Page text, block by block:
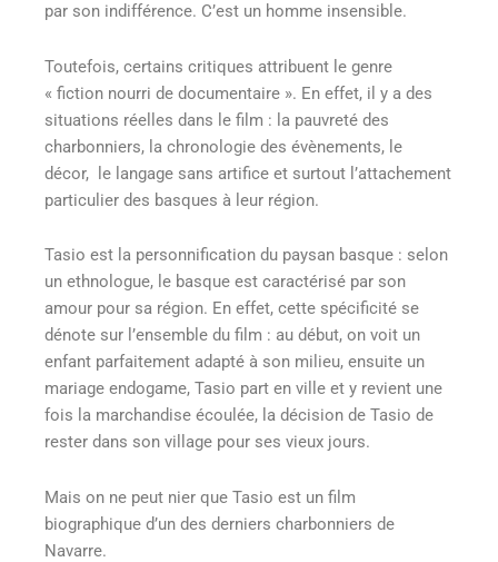
par son indifférence. C’est un homme insensible.
Toutefois, certains critiques attribuent le genre
« fiction nourri de documentaire ». En effet, il y a des
situations réelles dans le film : la pauvreté des
charbonniers, la chronologie des évènements, le
décor, le langage sans artifice et surtout l’attachement
particulier des basques à leur région.
Tasio est la personnification du paysan basque : selon
un ethnologue, le basque est caractérisé par son
amour pour sa région. En effet, cette spécificité se
dénote sur l’ensemble du film : au début, on voit un
enfant parfaitement adapté à son milieu, ensuite un
mariage endogame, Tasio part en ville et y revient une
fois la marchandise écoulée, la décision de Tasio de
rester dans son village pour ses vieux jours.
Mais on ne peut nier que Tasio est un film
biographique d’un des derniers charbonniers de
Navarre.